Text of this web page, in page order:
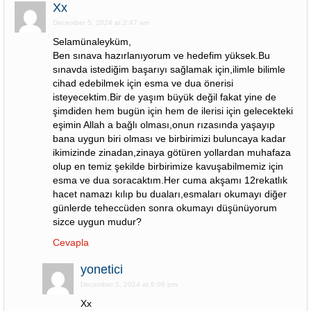
Xx
December 5, 2024 at 2:47 am
Selamünaleyküm,
Ben sınava hazırlanıyorum ve hedefim yüksek.Bu
sınavda istediğim başarıyı sağlamak için,ilimle bilimle
cihad edebilmek için esma ve dua önerisi
isteyecektim.Bir de yaşım büyük değil fakat yine de
şimdiden hem bugün için hem de ilerisi için gelecekteki
eşimin Allah a bağlı olması,onun rızasında yaşayıp
bana uygun biri olması ve birbirimizi buluncaya kadar
ikimizinde zinadan,zinaya götüren yollardan muhafaza
olup en temiz şekilde birbirimize kavuşabilmemiz için
esma ve dua soracaktım.Her cuma akşamı 12rekatlık
hacet namazı kılıp bu duaları,esmaları okumayı diğer
günlerde teheccüden sonra okumayı düşünüyorum
sizce uygun mudur?
Cevapla
yonetici
December 5, 2024 at 9:06 pm
Xx